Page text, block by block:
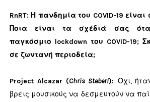
RnRT: Η πανδημία του COVID-19
Ποια είναι τα σχέδιά σας
παγκόσμιο lockdown του COVID-19;
σε ζωντανή περιοδεία;
Project Alcazar (Chris Steberl): Όχι,
βρεις μουσικούς να δεσμευτούν να